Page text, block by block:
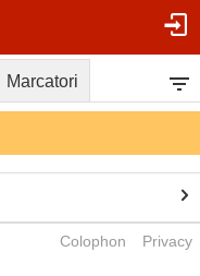
Marcatori
Colophon Privacy